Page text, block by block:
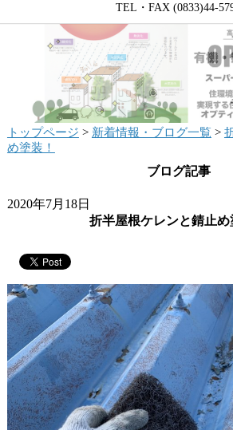
TEL・FAX (0833)44-
トップページ > 新着情報・ブログ一覧>
め塗装！
ブログ記事
2020年7月18日
折半屋根ケレンと錆止め